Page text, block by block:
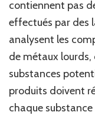
contiennent pas
effectués par des
analysent les
de métaux lourds,
substances
produits doivent
chaque